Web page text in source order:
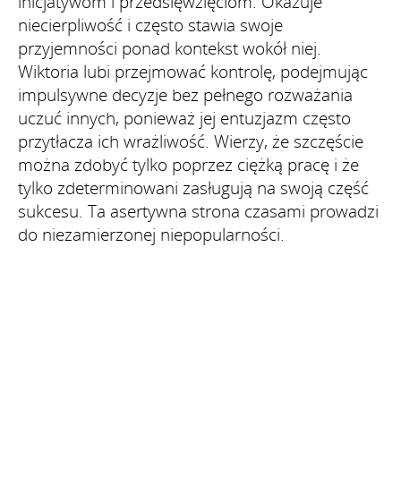
niecierpliwość i często stawia swoje
przyjemności ponad kontekst wokół niej.
Wiktoria lubi przejmować kontrolę, podejmując
impulsywne decyzje bez pełnego rozważania
uczuć innych, ponieważ jej entuzjazm często
przytłacza ich wrażliwość. Wierzy, że szczęście
można zdobyć tylko poprzez ciężką pracę i że
tylko zdeterminowani zasługują na swoją część
sukcesu. Ta asertywna strona czasami prowadzi
do niezamierzonej niepopularności.